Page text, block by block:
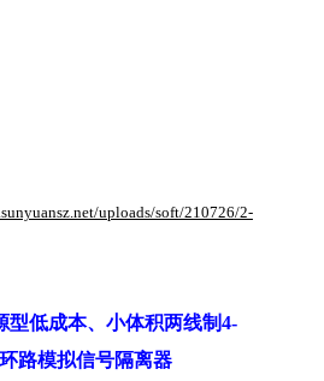
uploads/soft/210726/2-
型低成本、小体积两线制4-
路模拟信号隔离器